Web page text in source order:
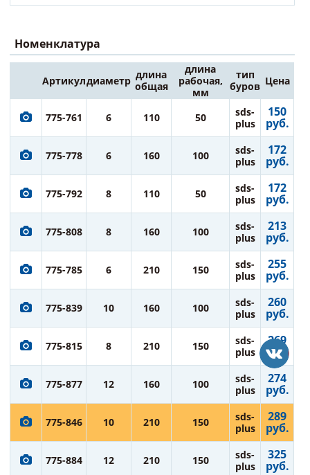
Номенклатура
Артикулдиаметр длина
общая
длина
рабочая,
мм
тип
буров Цена
775-761 6 110 50
sds-
plus
150
руб.
775-778 6 160 100
sds-
plus
172
руб.
775-792 8 110 50
sds-
plus
172
руб.
775-808 8 160 100
sds-
plus
213
руб.
775-785 6 210 150
sds-
plus
255
руб.
775-839 10 160 100
sds-
plus
260
руб.
775-815 8 210 150
sds-
plus
269
руб.
775-877 12 160 100
sds-
plus
274
руб.
775-846 10 210 150
sds-
plus
289
руб.
775-884 12 210 150
sds-
plus
325
руб.